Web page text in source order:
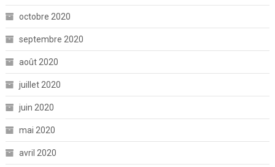
octobre 2020
septembre 2020
août 2020
juillet 2020
juin 2020
mai 2020
avril 2020